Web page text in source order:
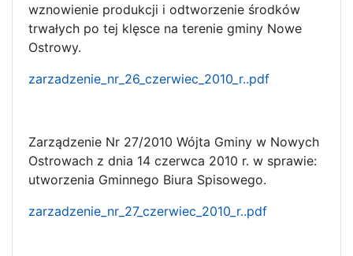
wznowienie produkcji i odtworzenie środków
trwałych po tej klęsce na terenie gminy Nowe
Ostrowy.
zarzadzenie_nr_26_czerwiec_2010_r..pdf
Zarządzenie Nr 27/2010 Wójta Gminy w Nowych
Ostrowach z dnia 14 czerwca 2010 r. w sprawie:
utworzenia Gminnego Biura Spisowego.
zarzadzenie_nr_27_czerwiec_2010_r..pdf